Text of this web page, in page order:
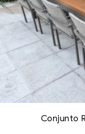
Conjunto